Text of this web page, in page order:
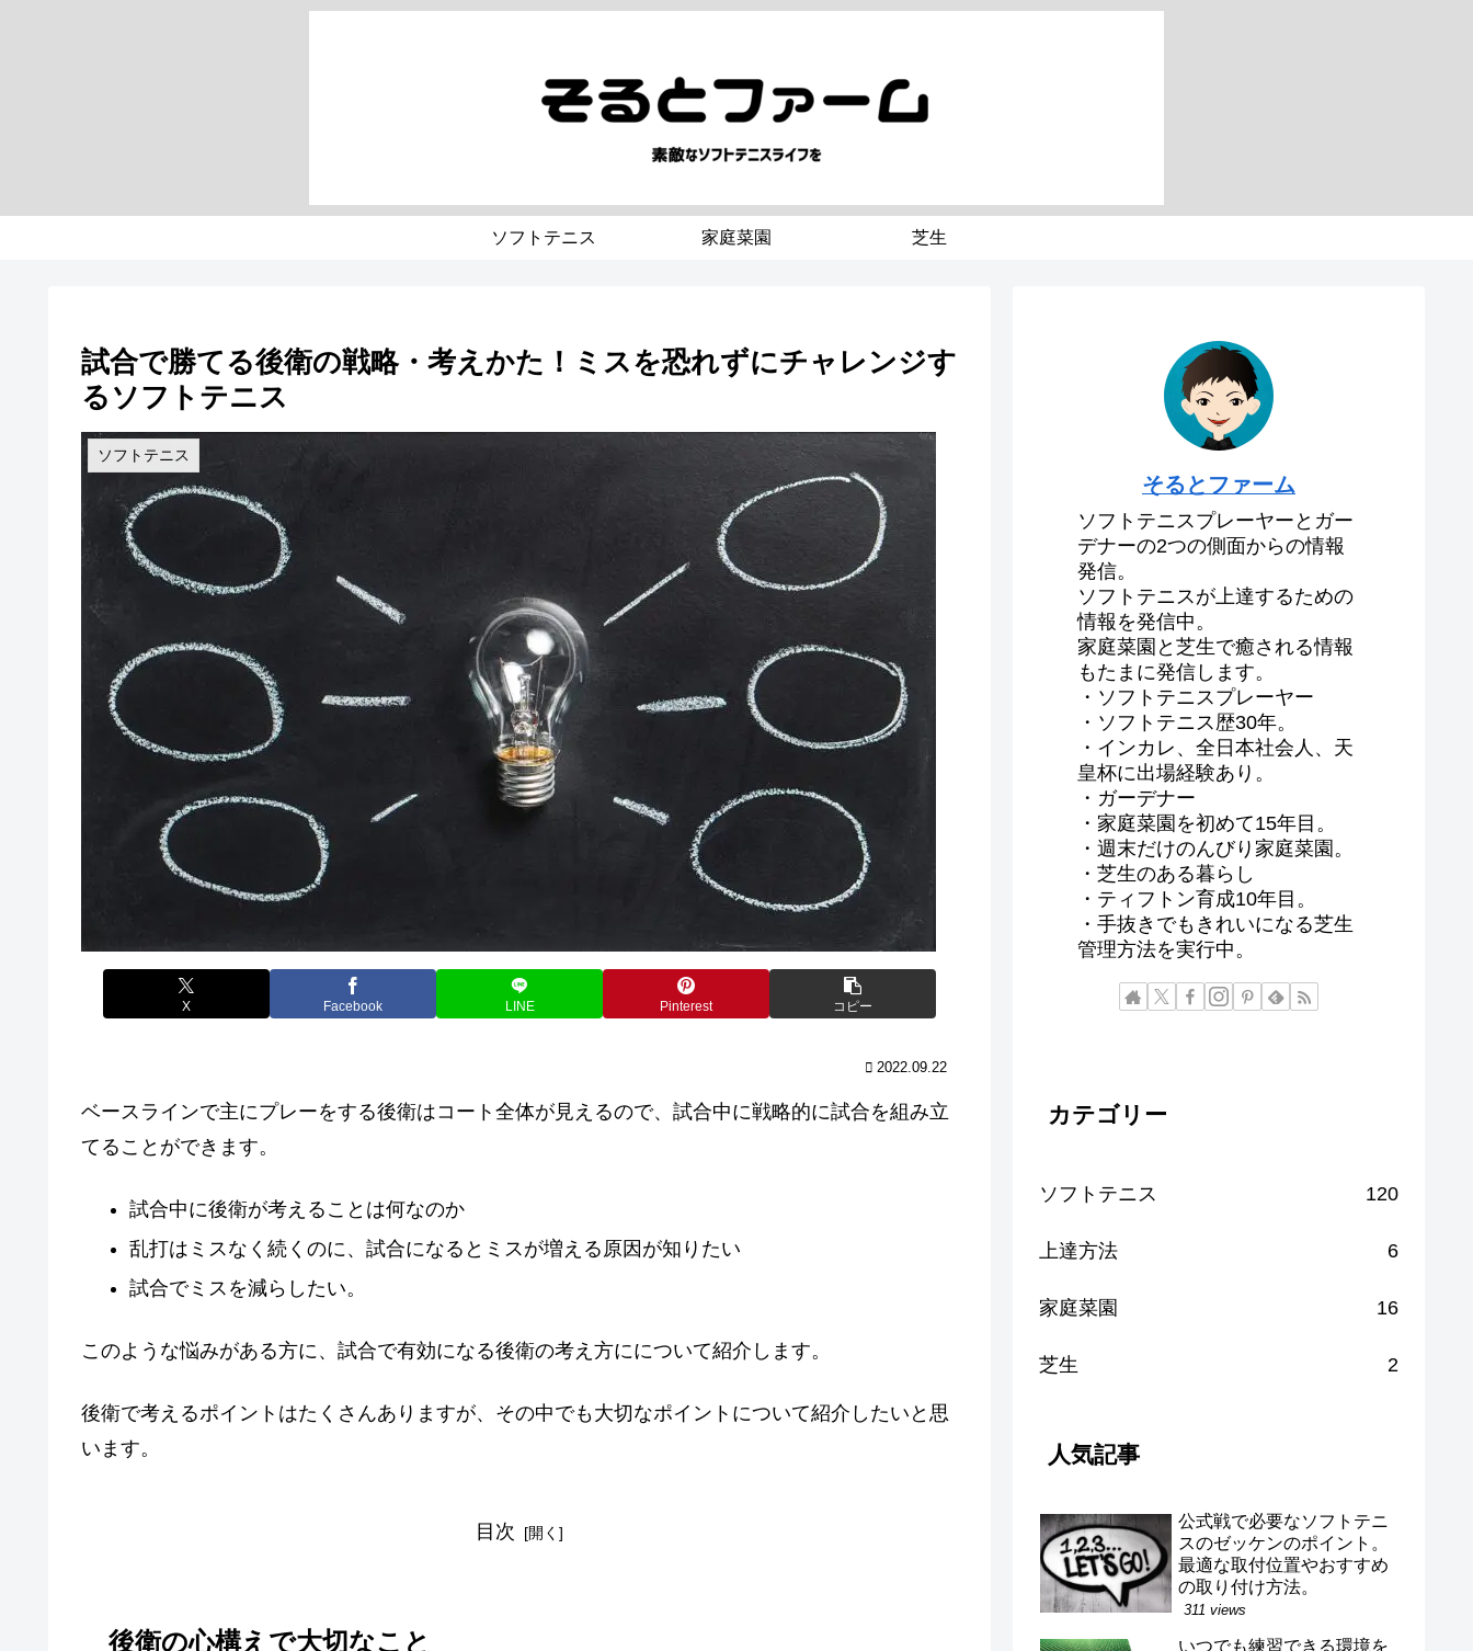
ソフトテニス 家庭菜園 芝生
試合で勝てる後衛の戦略・考えかた！ミスを恐れずにチャレンジす
るソフトテニス
ソフトテニス
X Facebook LINE Pinterest コピー
2022.09.22
ベースラインで主にプレーをする後衛はコート全体が見えるので、試合中に戦略的に試合を組み立
てることができます。
試合中に後衛が考えることは何なのか
乱打はミスなく続くのに、試合になるとミスが増える原因が知りたい
試合でミスを減らしたい。
このような悩みがある方に、試合で有効になる後衛の考え方にについて紹介します。
後衛で考えるポイントはたくさんありますが、その中でも大切なポイントについて紹介したいと思
います。
目次
後衛の心構えで大切なこと
そるとファーム
ソフトテニスプレーヤーとガー
デナーの2つの側面からの情報
発信。
ソフトテニスが上達するための
情報を発信中。
家庭菜園と芝生で癒される情報
もたまに発信します。
・ソフトテニスプレーヤー
・ソフトテニス歴30年。
・インカレ、全日本社会人、天
皇杯に出場経験あり。
・ガーデナー
・家庭菜園を初めて15年目。
・週末だけのんびり家庭菜園。
・芝生のある暮らし
・ティフトン育成10年目。
・手抜きでもきれいになる芝生
管理方法を実行中。
カテゴリー
ソフトテニス 120
上達方法 6
家庭菜園 16
芝生 2
人気記事
公式戦で必要なソフトテニ
スのゼッケンのポイント。
最適な取付位置やおすすめ
の取り付け方法。
311 views
いつでも練習できる環境を